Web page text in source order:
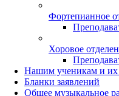
Фортепианное
Хоровое
Нашим ученикам и их
Бланки заявлений
Общее музыкальное